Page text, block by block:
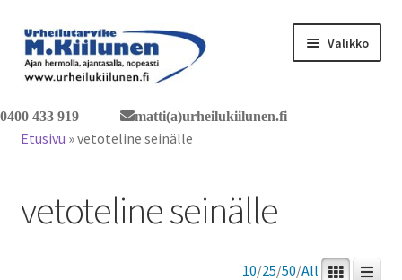
0400 433 919 matti(a)urheilukiilunen.fi
Siirry
navigointiin
Siirry
sisältöön
Valikko
Tervetuloa verkkokauppaan
Yhteystiedot
Etusivu »vetoteline seinälle
vetoteline seinälle
10/25/50/All